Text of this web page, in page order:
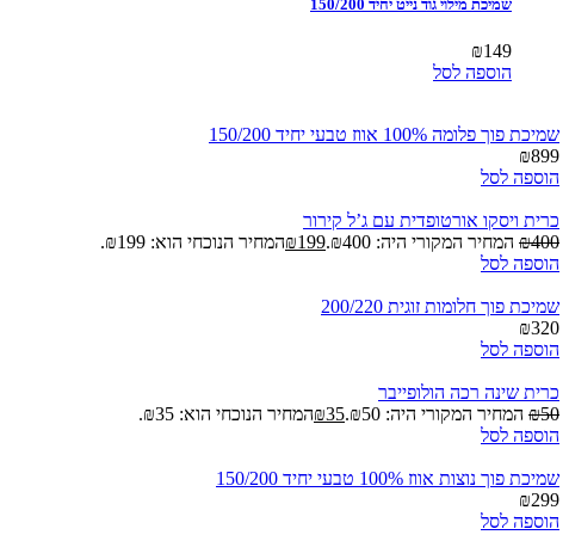
שמיכת מילוי גוד נייט יחיד 150/200
₪149
הוספה לסל
שמיכת פוך פלומה 100% אווז טבעי יחיד 150/200
₪899
הוספה לסל
כרית ויסקו אורטופדית עם ג’ל קירור
₪400 המחיר המקורי היה: ₪400. ₪199
המחיר הנוכחי הוא: ₪199.
הוספה לסל
שמיכת פוך חלומות זוגית 200/220
₪320
הוספה לסל
כרית שינה רכה הולופייבר
₪50 המחיר המקורי היה: ₪50. ₪35
המחיר הנוכחי הוא: ₪35.
הוספה לסל
שמיכת פוך נוצות אווז 100% טבעי יחיד 150/200
₪299
הוספה לסל